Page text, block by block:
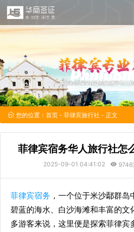
您的位置： 首页 - 菲律宾旅行社 - 正文
菲律宾宿务华人旅行社怎
2025-09-01 04:41:02 9746
菲律宾宿务 ，一个位于米沙鄢群
碧蓝的海水、白沙海滩和丰富的文
多游客来说，这里便是探索菲律宾